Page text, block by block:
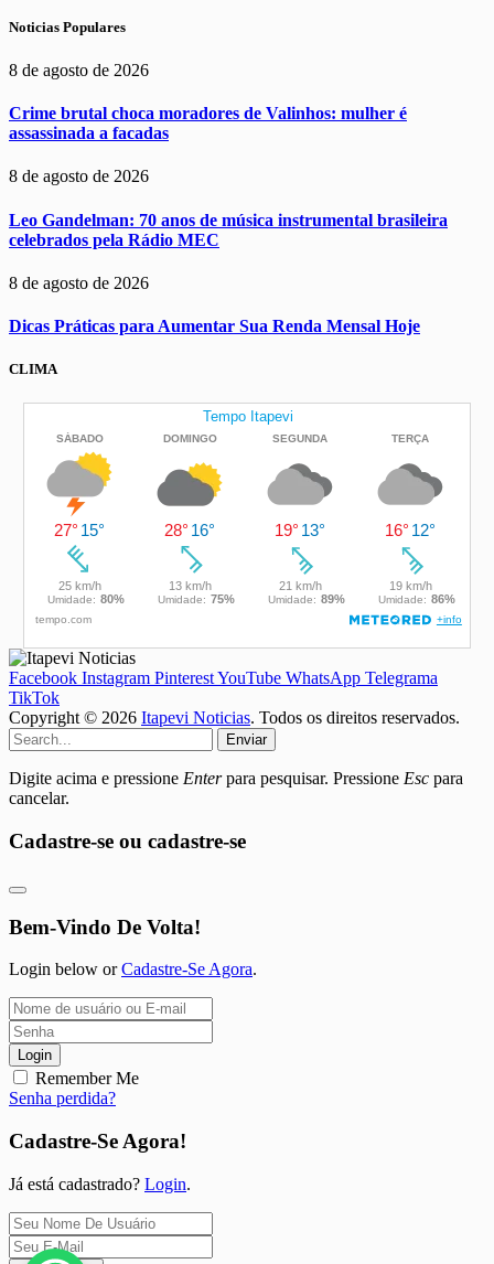
Noticias Populares
8 de agosto de 2026
Crime brutal choca moradores de Valinhos: mulher é
assassinada a facadas
8 de agosto de 2026
Leo Gandelman: 70 anos de música instrumental brasileira
celebrados pela Rádio MEC
8 de agosto de 2026
Dicas Práticas para Aumentar Sua Renda Mensal Hoje
CLIMA
Facebook Instagram PinterestYouTube WhatsApp Telegrama
TikTok
Copyright © 2026 Itapevi Noticias. Todos os direitos reservados.
Enviar
Digite acima e pressione Enterpara pesquisar. Pressione Esc para
cancelar.
Cadastre-se ou cadastre-se
Bem-Vindo De Volta!
Login below orCadastre-Se Agora.
Login
Remember Me
Senha perdida?
Cadastre-Se Agora!
Já está cadastrado? Login.